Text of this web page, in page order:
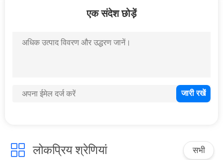
एक संदेश छोड़ें
लोकप्रिय श्रेणियां सभी